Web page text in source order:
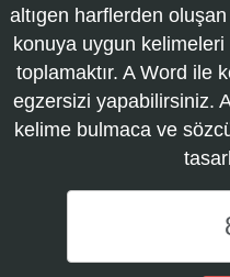
altıgen harflerden
konuya uygun
toplamaktır. A Word ile
egzersizi yapabilirsiniz.
kelime bulmaca ve